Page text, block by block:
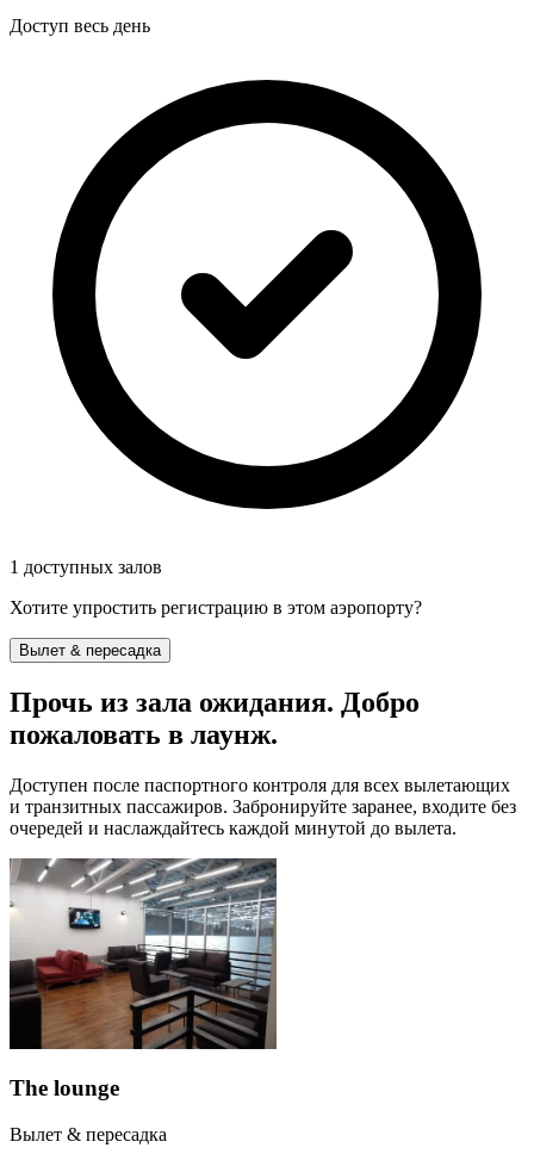
Доступ весь день
1 доступных залов
Хотите упростить регистрацию в этом аэропорту?
Вылет & пересадка
Прочь из зала ожидания. Добро
пожаловать в лаунж.
Доступен после паспортного контроля для всех вылетающих
и транзитных пассажиров. Забронируйте заранее, входите без
очередей и наслаждайтесь каждой минутой до вылета.
The lounge
Вылет & пересадка